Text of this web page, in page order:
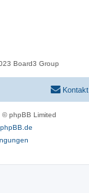
Board3 Group
Kontakt
© phpBB Limited
phpBB.de